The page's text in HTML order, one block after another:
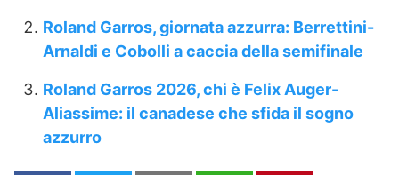
Roland Garros, giornata azzurra: Berrettini-
Arnaldi e Cobolli a caccia della semifinale
Roland Garros 2026, chi è Felix Auger-
Aliassime: il canadese che sfida il sogno
azzurro